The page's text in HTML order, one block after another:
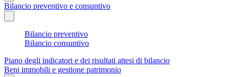
Bilancio preventivo e consuntivo
Bilancio preventivo
Bilancio consuntivo
Piano degli indicatori e dei risultati attesi di bilancio
Beni immobili e gestione patrimonio